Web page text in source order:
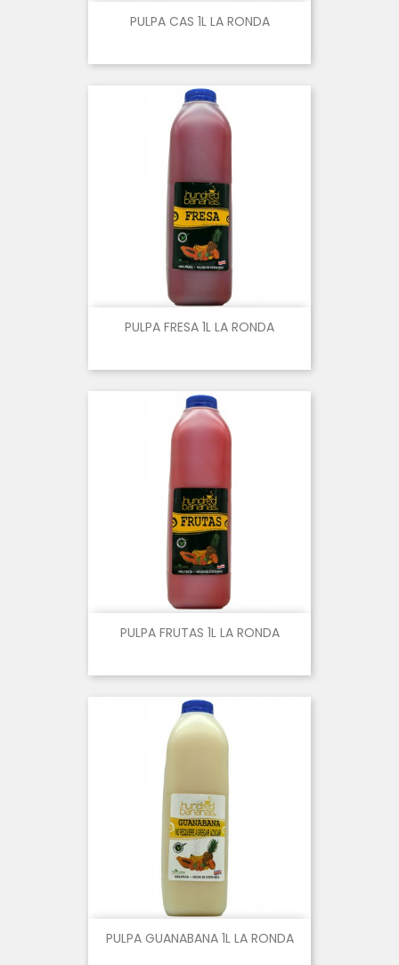
PULPA CAS 1L LA RONDA
PULPA FRESA 1L LA RONDA
PULPA FRUTAS 1L LA RONDA
PULPA GUANABANA 1L LA RONDA